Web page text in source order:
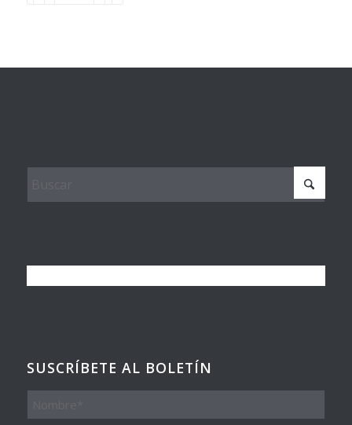
SUSCRÍBETE AL BOLETÍN
Nombre